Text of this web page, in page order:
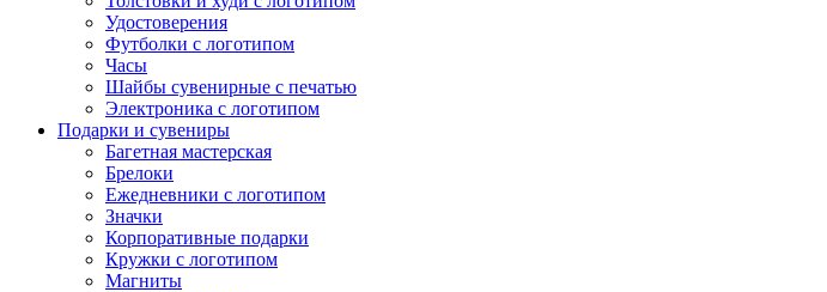
Удостоверения
Футболки с логотипом
Часы
Шайбы сувенирные с печатью
Электроника с логотипом
Подарки и сувениры
Багетная мастерская
Брелоки
Ежедневники с логотипом
Значки
Корпоративные подарки
Кружки с логотипом
Магниты